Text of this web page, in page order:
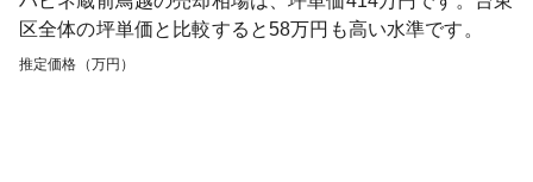
区全体の坪単価と比較すると58万円も高い水準です。
推定価格（万円）